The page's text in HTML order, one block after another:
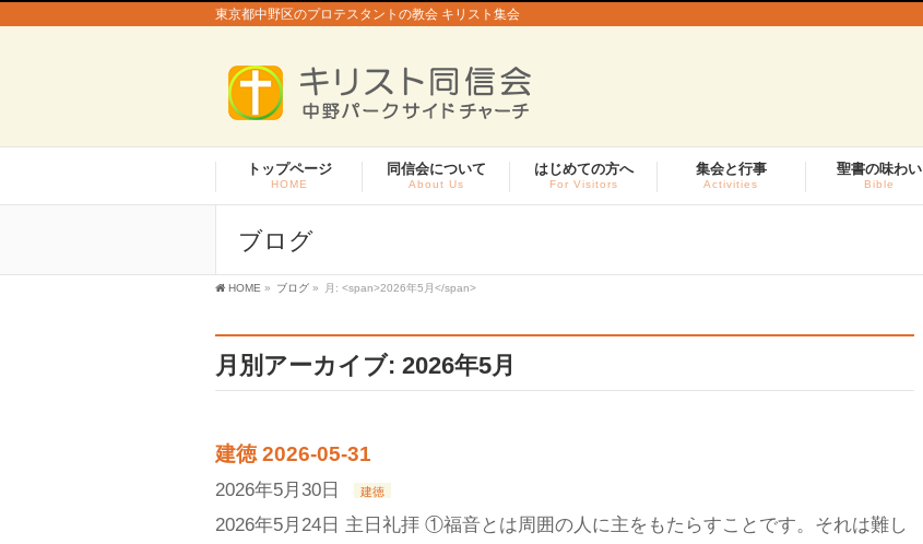
東京都中野区のプロテスタントの教会 キリスト集会
トップページ
HOME
同信会について
About Us
はじめての方へ
For Visitors
集会と行事
Activities
聖書の味わい
Bible
ブログ
HOME » ブログ » 月: <span>2026年5月</span>
月別アーカイブ: 2026年5月
建徳 2026-05-31
2026年5月30日 建徳
2026年5月24日 主日礼拝 ①福音とは周囲の人に主をもたらすことです。それは難し